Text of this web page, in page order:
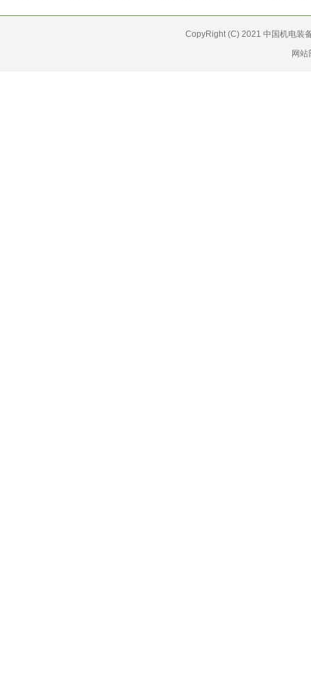
CopyRight (C) 2021 中国机电装
网